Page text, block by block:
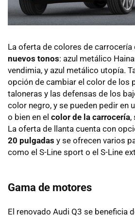
La oferta de colores de carrocería
nuevos tonos: azul metálico
vendimia, y azul metálico utopía.
opción de cambiar el color de los
taloneras y las defensas de los
color negro, y se pueden pedir en
o bien en el color de la carrocería,
La oferta de llanta cuenta con
20 pulgadas y se ofrecen varios
como el S-Line sport o el S-Line
Gama de motores
El renovado Audi Q3 se beneficia